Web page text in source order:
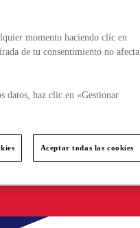
momento haciendo clic en
de tu consentimiento no afecta
datos, haz clic en «Gestionar
Aceptar todas las cookies